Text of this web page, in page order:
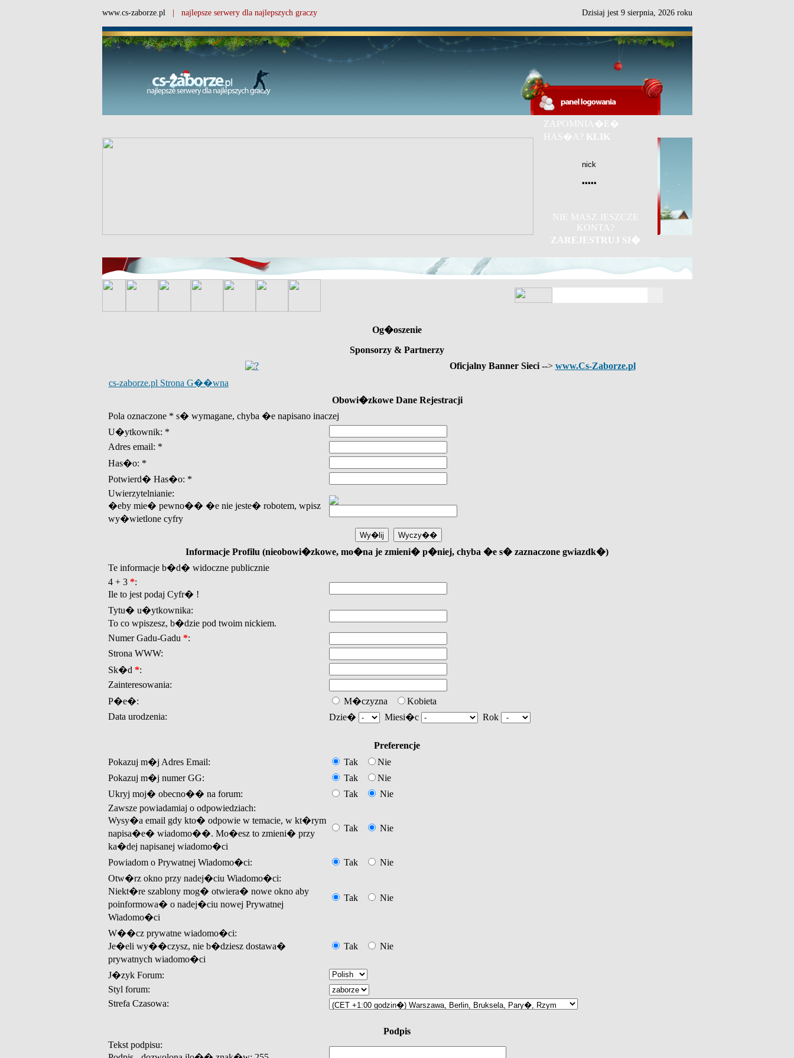
www.cs-zaborze.pl | najlepsze serwery dla najlepszych graczy Dzisiaj jest 9 sierpnia, 2026 roku
ZAPOMNIA�E�
HAS�A? KLIK
NIE MASZ JESZCZE
KONTA?
ZAREJESTRUJ SI�
Og�oszenie
Sponsorzy & Partnerzy
Oficjalny Banner Sieci --> www.Cs-Zaborze.pl
cs-zaborze.pl Strona G��wna
Obowi�zkowe Dane Rejestracji
Pola oznaczone * s� wymagane, chyba �e napisano inaczej
U�ytkownik: *
Adres email: *
Has�o: *
Potwierd� Has�o: *
Uwierzytelnianie:
�eby mie� pewno�� �e nie jeste� robotem, wpisz
wy�wietlone cyfry
Informacje Profilu (nieobowi�zkowe, mo�na je zmieni� p�niej, chyba �e s� zaznaczone gwiazdk�)
Te informacje b�d� widoczne publicznie
4 + 3 *:
Ile to jest podaj Cyfr� !
Tytu� u�ytkownika:
To co wpiszesz, b�dzie pod twoim nickiem.
Numer Gadu-Gadu *:
Strona WWW:
Sk�d *:
Zainteresowania:
P�e�:
M�czyzna
Kobieta
Data urodzenia:
Dzie� Miesi�c Rok
Preferencje
Pokazuj m�j Adres Email:
Tak
Nie
Pokazuj m�j numer GG:
Tak
Nie
Ukryj moj� obecno�� na forum:
Tak
Nie
Zawsze powiadamiaj o odpowiedziach:
Wysy�a email gdy kto� odpowie w temacie, w kt�rym
napisa�e� wiadomo��. Mo�esz to zmieni� przy
ka�dej napisanej wiadomo�ci
Tak Nie
Powiadom o Prywatnej Wiadomo�ci: Tak
Nie
Otw�rz okno przy nadej�ciu Wiadomo�ci:
Niekt�re szablony mog� otwiera� nowe okno aby
poinformowa� o nadej�ciu nowej Prywatnej
Wiadomo�ci
Tak Nie
W��cz prywatne wiadomo�ci:
Je�eli wy��czysz, nie b�dziesz dostawa�
prywatnych wiadomo�ci
Tak Nie
J�zyk Forum:
Styl forum:
Strefa Czasowa:
Podpis
Tekst podpisu: